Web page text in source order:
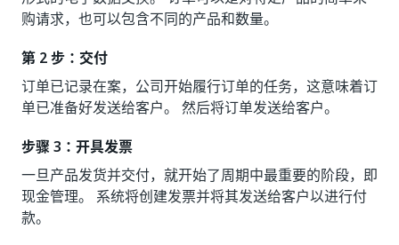
购请求，也可以包含不同的产品和数量。
第 2 步：交付
订单已记录在案，公司开始履行订单的任务，这意味着订
单已准备好发送给客户。 然后将订单发送给客户。
步骤 3：开具发票
一旦产品发货并交付，就开始了周期中最重要的阶段，即
现金管理。 系统将创建发票并将其发送给客户以进行付
款。